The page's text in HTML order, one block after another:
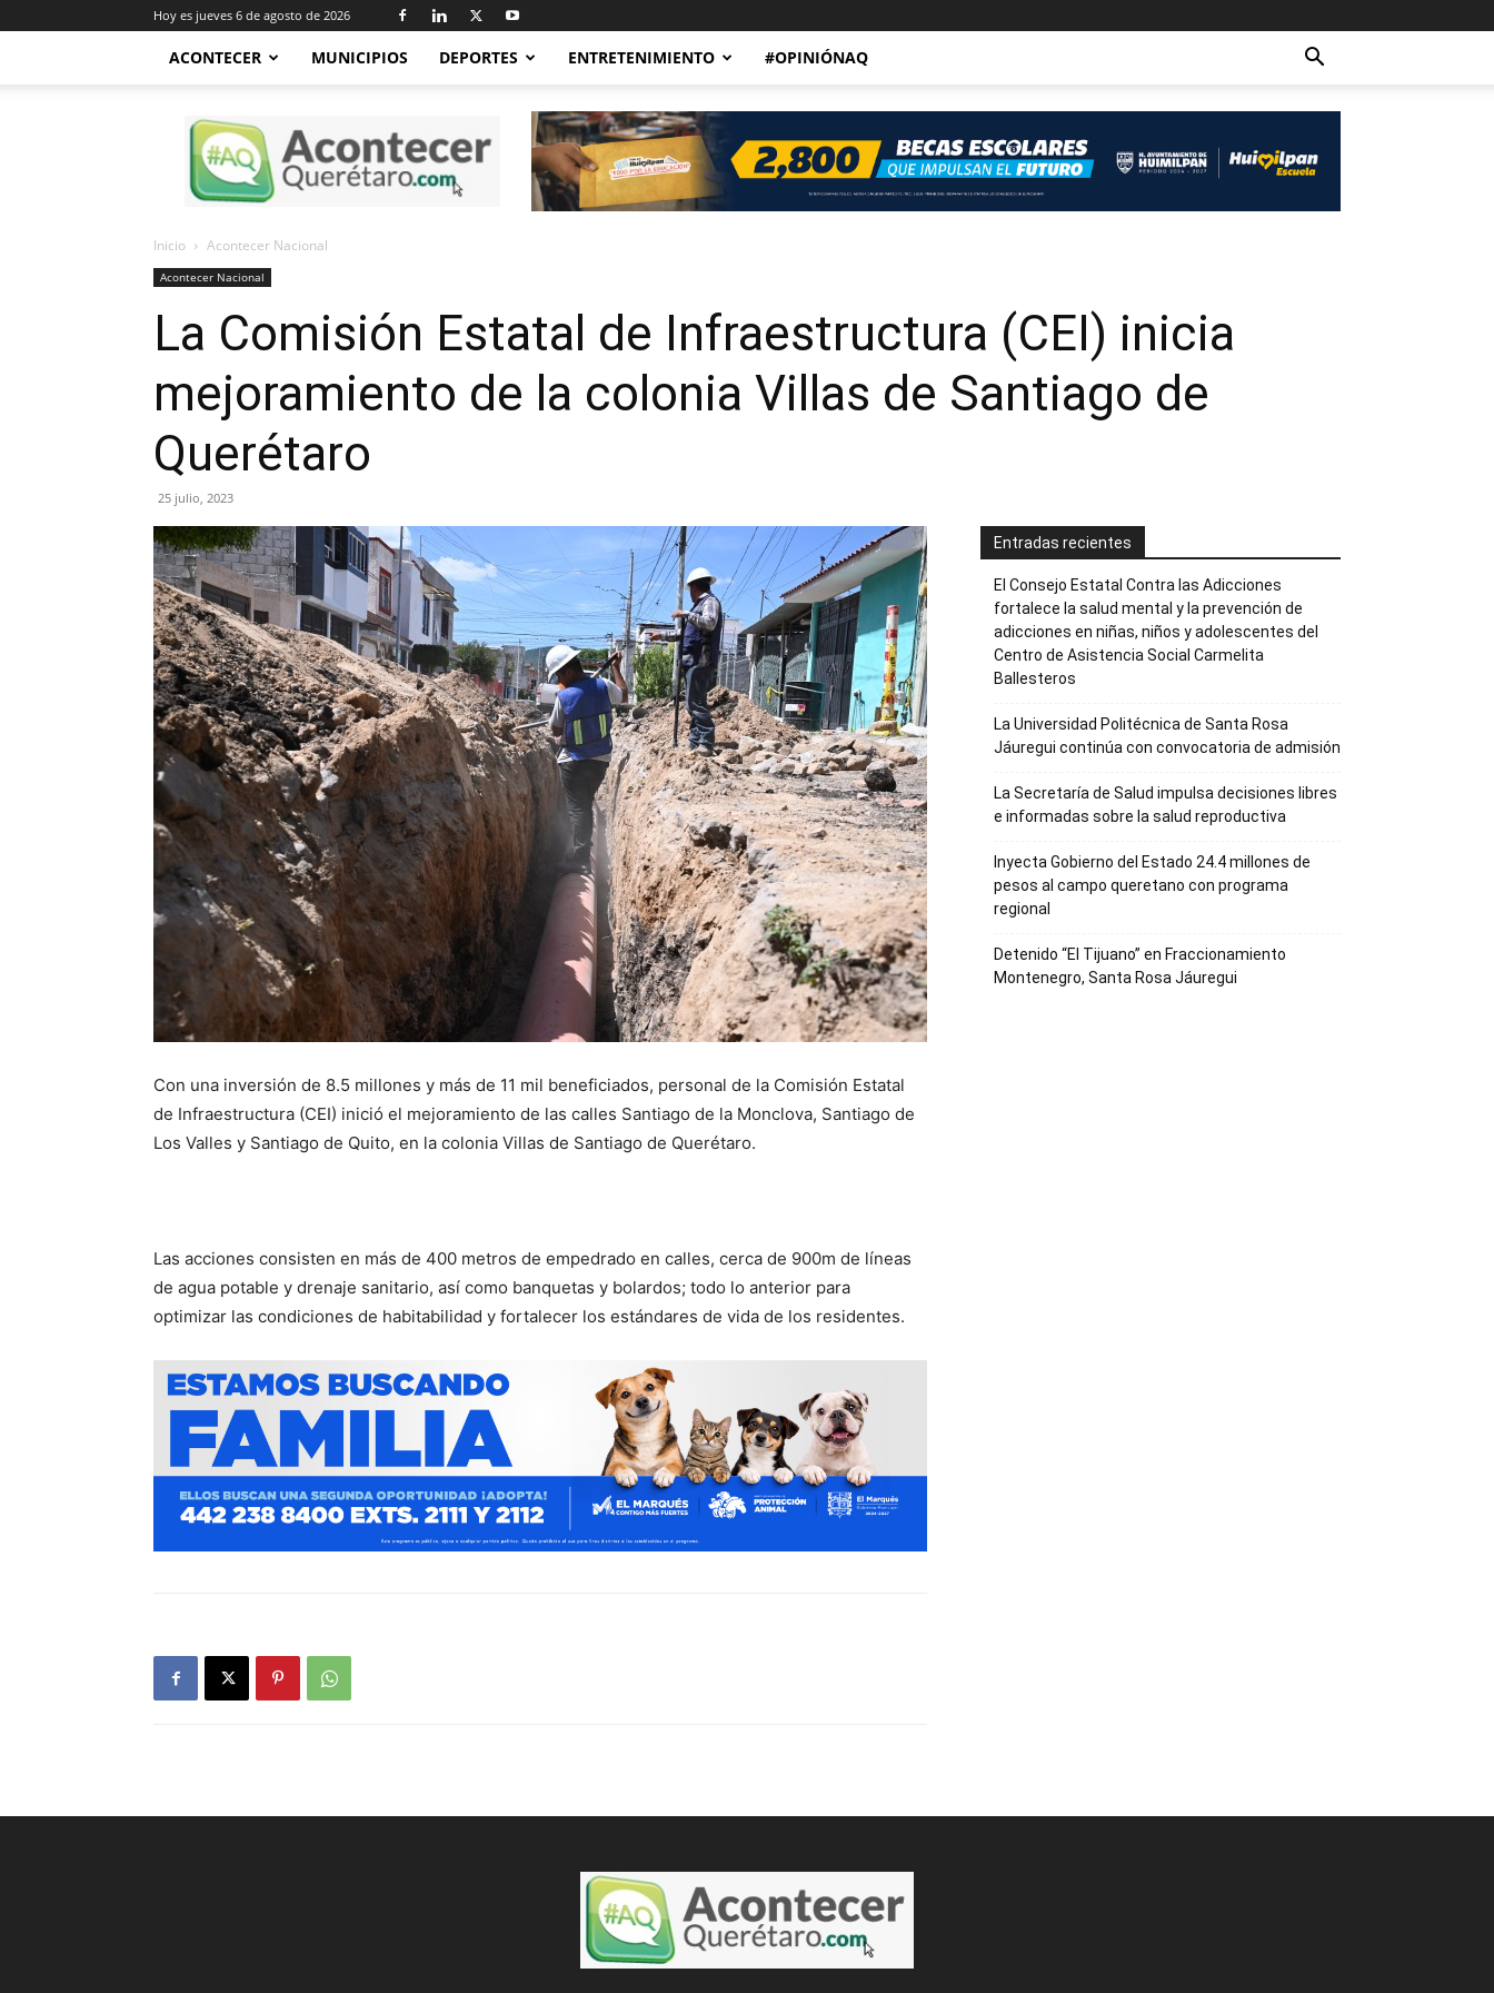
Hoy es jueves 6 de agosto de 2026
ACONTECER MUNICIPIOS DEPORTES ENTRETENIMIENTO #OPINIÓNAQ
Acontecer
Querétaro
Inicio Acontecer Nacional
Acontecer Nacional
La Comisión Estatal de Infraestructura (CEI) inicia
mejoramiento de la colonia Villas de Santiago de
Querétaro
25 julio, 2023
Con una inversión de 8.5 millones y más de 11 mil beneficiados, personal de la Comisión Estatal
de Infraestructura (CEI) inició el mejoramiento de las calles Santiago de la Monclova, Santiago de
Los Valles y Santiago de Quito, en la colonia Villas de Santiago de Querétaro.
Las acciones consisten en más de 400 metros de empedrado en calles, cerca de 900m de líneas
de agua potable y drenaje sanitario, así como banquetas y bolardos; todo lo anterior para
optimizar las condiciones de habitabilidad y fortalecer los estándares de vida de los residentes.
Entradas recientes
El Consejo Estatal Contra las Adicciones
fortalece la salud mental y la prevención de
adicciones en niñas, niños y adolescentes del
Centro de Asistencia Social Carmelita
Ballesteros
La Universidad Politécnica de Santa Rosa
Jáuregui continúa con convocatoria de admisión
La Secretaría de Salud impulsa decisiones libres
e informadas sobre la salud reproductiva
Inyecta Gobierno del Estado 24.4 millones de
pesos al campo queretano con programa
regional
Detenido “El Tijuano” en Fraccionamiento
Montenegro, Santa Rosa Jáuregui